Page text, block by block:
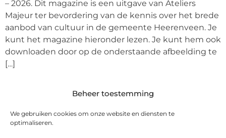
Beheer toestemming
We gebruiken cookies om onze website en diensten te
optimaliseren.
– 2026. Dit magazine is een uitgave van Ateliers
Majeur ter bevordering van de kennis over het brede
aanbod van cultuur in de gemeente Heerenveen. Je
kunt het magazine hieronder lezen. Je kunt hem ook
downloaden door op de onderstaande afbeelding te
[…]